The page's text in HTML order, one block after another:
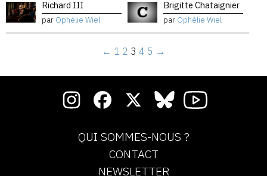
Richard III
par Ophélie Wiel
Brigitte Chataignier
par Ophélie Wiel
← 1 2 3 4 5 →
QUI SOMMES-NOUS ?
CONTACT
NEWSLETTER